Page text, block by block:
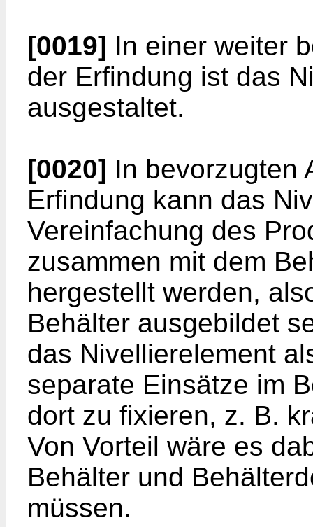
[0019] In einer weiter
der Erfindung ist das
ausgestaltet.
[0020] In bevorzugten
Erfindung kann das
Vereinfachung des
zusammen mit dem
hergestellt werden,
Behälter ausgebildet
das Nivellierelement
separate Einsätze im
dort zu fixieren, z. B.
Von Vorteil wäre es
Behälter und
müssen.